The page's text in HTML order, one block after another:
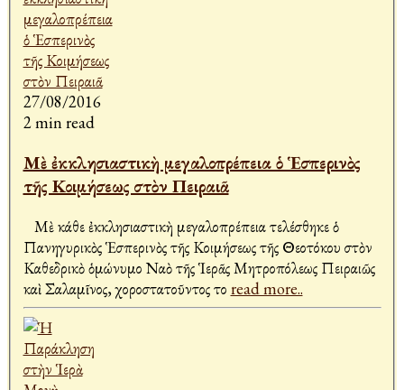
27/08/2016
2 min read
Μὲ ἐκκλησιαστικὴ μεγαλοπρέπεια ὁ Ἑσπερινὸς
τῆς Κοιμήσεως στὸν Πειραιᾶ
Μὲ κάθε ἐκκλησιαστικὴ μεγαλοπρέπεια τελέσθηκε ὁ
Πανηγυρικὸς Ἑσπερινὸς τῆς Κοιμήσεως τῆς Θεοτόκου στὸν
Καθεδρικὸ ὁμώνυμο Ναὸ τῆς Ἱερᾶς Μητροπόλεως Πειραιῶς
καὶ Σαλαμῖνος, χοροστατοῦντος το read more..